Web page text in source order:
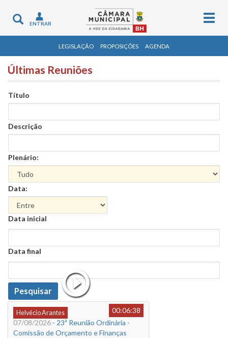
Toggle
navigation
ENTRAR
LEGISLAÇÃO PROPOSIÇÕES AGENDA
Últimas Reuniões
Título
Descrição
Plenário:
Data:
Data
Data inicial
Data
Data final
Data
Pesquisar
Helvécio Arantes
00:06:38
07/08/2026 - 23ª Reunião Ordinária -
Comissão de Orçamento e Finanças